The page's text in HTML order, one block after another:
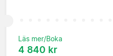
Läs mer/Boka
4 840 kr